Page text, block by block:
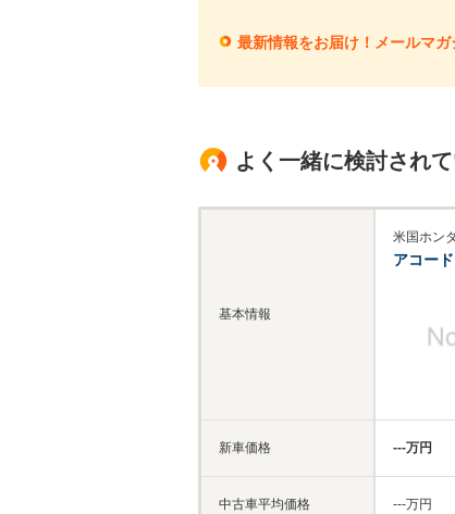
最新情報をお届け！メールマガ
よく一緒に検討され
基本情報
新車価格
中古車平均価格
米国ホン
アコード
‐‐‐万円
‐‐‐万円